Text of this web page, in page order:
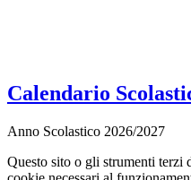
Calendario
Anno Scolastico 2026/2027
Questo sito o gli strumenti terzi